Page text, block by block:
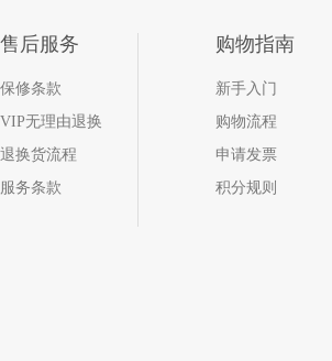
售后服务
保修条款
VIP无理由退换
退换货流程
服务条款
购物指南
新手入门
购物流程
申请发票
积分规则